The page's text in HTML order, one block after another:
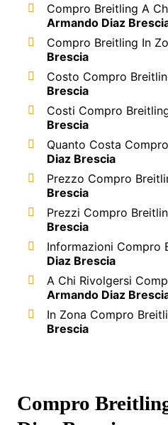
Compro Breitling A
Armando Diaz
Compro Breitling In
Brescia
Costo Compro
Brescia
Costi Compro
Brescia
Quanto Costa
Diaz Brescia
Prezzo Compro
Brescia
Prezzi Compro
Brescia
Informazioni Compro
Diaz Brescia
A Chi Rivolgersi
Armando Diaz
In Zona Compro
Brescia
Compro